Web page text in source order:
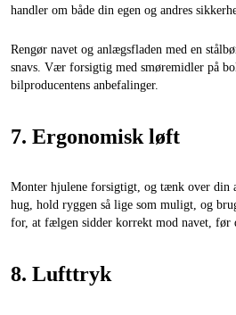
handler om både din egen og andres
Rengør navet og anlægsfladen med en
snavs. Vær forsigtig med smøremidler på
bilproducentens anbefalinger.
7. Ergonomisk løft
Monter hjulene forsigtigt, og tænk over din
hug, hold ryggen så lige som muligt, og
for, at fælgen sidder korrekt mod navet, før
8. Lufttryk